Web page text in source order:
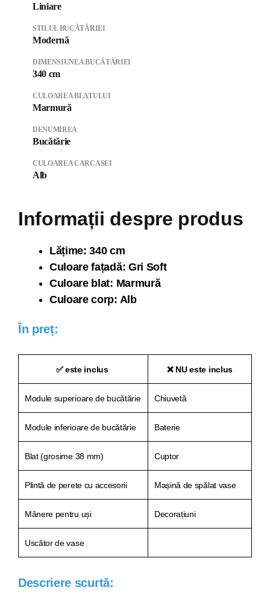
Liniare
STILUL BUCĂTĂRIEI
Modernă
DIMENSIUNEA BUCĂTĂRIEI
340 cm
CULOAREA BLATULUI
Marmură
DENUMIREA
Bucătărie
CULOAREA CARCASEI
Alb
Informații despre produs
Lățime: 340 cm
Culoare fațadă: Gri Soft
Culoare blat: Marmură
Culoare corp: Alb
În preț:
✅ este inclus ❌ NU este inclus
Module superioare de bucătărie Chiuvetă
Module inferioare de bucătărie Baterie
Blat (grosime 38 mm) Cuptor
Plintă de perete cu accesorii Mașină de spălat vase
Mânere pentru uși Decorațiuni
Uscător de vase
Descriere scurtă: